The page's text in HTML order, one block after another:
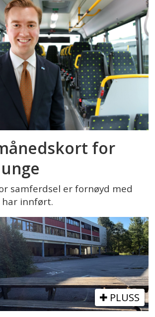
for
samferdsel er fornøyd med
innført.
PLUSS